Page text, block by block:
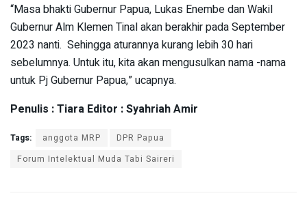
“Masa bhakti Gubernur Papua, Lukas Enembe dan Wakil
Gubernur Alm Klemen Tinal akan berakhir pada September
2023 nanti. Sehingga aturannya kurang lebih 30 hari
sebelumnya. Untuk itu, kita akan mengusulkan nama -nama
untuk Pj Gubernur Papua,” ucapnya.
Penulis : Tiara Editor : Syahriah Amir
Tags: anggota MRP
DPR Papua
Forum Intelektual Muda Tabi Saireri